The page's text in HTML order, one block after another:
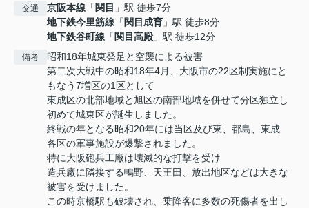
交通 京阪本線 「 関目 」駅 徒歩7分
地下鉄今里筋線 「 関目成育 」駅 徒歩8分
地下鉄谷町線 「 関目高殿 」駅 徒歩12分
備考
昭和18年城東発足と空襲による被害
第二次大戦中の昭和18年4月、大阪市の22区制実施にと
もなう7増区の1区として
東成区の北部地域と旭区の南部地域を併せて分区独立し
初めて城東区が誕生しました。
終戦の年となる昭和20年には当区及び東、都島、東成
各区の軍事施設が爆撃されました。
特に大阪砲兵工廠は壊滅的な打撃を受け
造兵廠に隣接する鴫野、天王田、放出地区などは大きな
被害を受けました。
この時京橋駅も破壊され、乗降客に多数の死傷者を出し